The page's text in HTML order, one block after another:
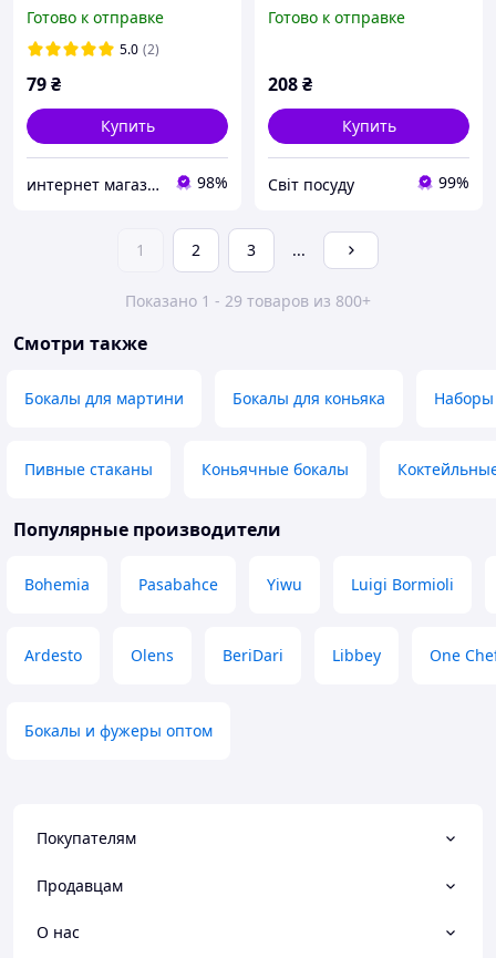
Готово к отправке
5.0 (2)
79₴
Купить
интернет магазин Бренд-Посуд 98%
Готово к отправке
208₴
Купить
Світ посуду 99%
1 2 3 ...
Показано 1 - 29 товаров из 800+
Смотри также
Бокалы для мартини Бокалы для коньяка Наборы
Пивные стаканы Коньячные бокалы
Популярные производители
Bohemia Pasabahce Yiwu Luigi Bormioli
Ardesto Olens BeriDari Libbey One
Бокалы и фужеры оптом
Покупателям
Продавцам
О нас